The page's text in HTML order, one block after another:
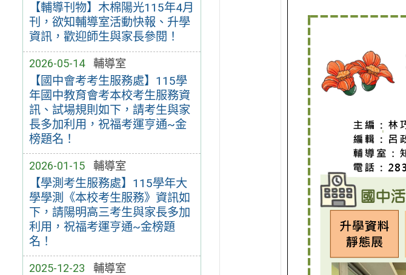
【輔導刊物】木棉陽光115年4月
刊，欲知輔導室活動快報、升學
資訊，歡迎師生與家長參閱！
2026-05-14 輔導室
【國中會考考生服務處】115學
年國中教育會考本校考生服務資
訊、試場規則如下，請考生與家
長多加利用，祝福考運亨通~金
榜題名！
2026-01-15 輔導室
【學測考生服務處】115學年大
學學測《本校考生服務》資訊如
下，請陽明高三考生與家長多加
利用，祝福考運亨通~金榜題
名！
2025-12-23 輔導室